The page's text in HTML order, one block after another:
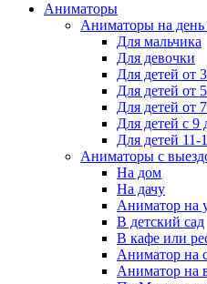
Аниматоры
Аниматоры на
Для мальчика
Для девочки
Для детей от
Для детей от
Для детей от
Для детей с 9
Для детей 11-
Аниматоры с
На дом
На дачу
Аниматор на
В детский сад
В кафе или
Аниматор на
Аниматор на